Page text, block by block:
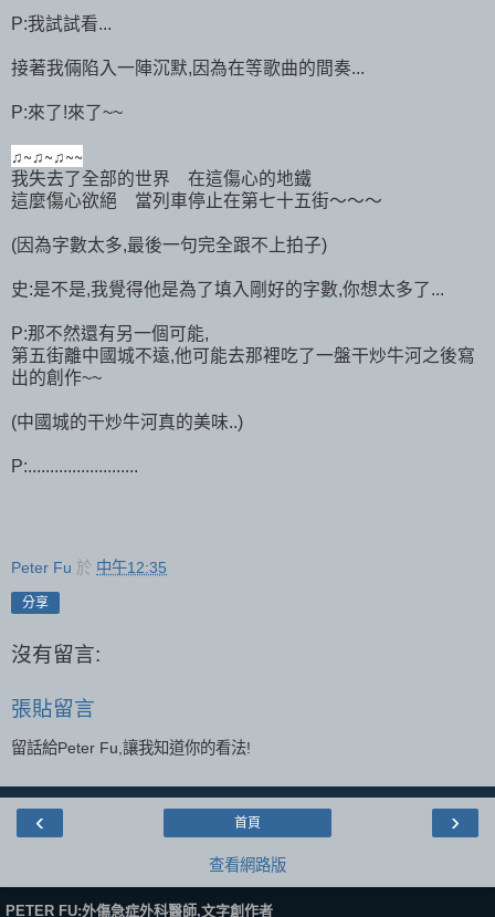
P:我試試看...
接著我倆陷入一陣沉默,因為在等歌曲的間奏...
P:來了!來了~~
♫~♫~♫~~
我失去了全部的世界 在這傷心的地鐵
這麼傷心欲絕 當列車停止在第七十五街～～～
(因為字數太多,最後一句完全跟不上拍子)
史:是不是,我覺得他是為了填入剛好的字數,你想太多了...
P:那不然還有另一個可能,
第五街離中國城不遠,他可能去那裡吃了一盤干炒牛河之後寫
出的創作~~
(中國城的干炒牛河真的美味..)
P:.........................
Peter Fu 於 中午12:35
分享
沒有留言:
張貼留言
留話給Peter Fu,讓我知道你的看法!
‹ ›
首頁
查看網路版
PETER FU:外傷急症外科醫師,文字創作者